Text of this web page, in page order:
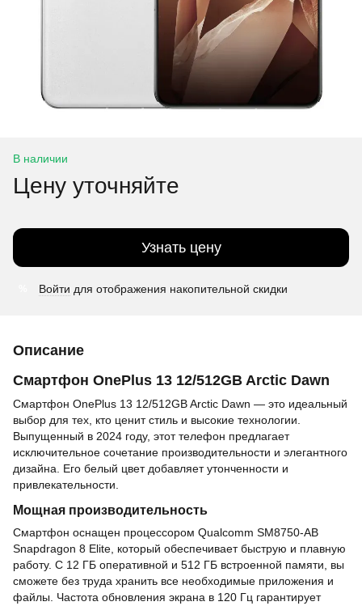
В наличии
Цену уточняйте
Узнать цену
Войти для отображения накопительной скидки
Описание
Смартфон OnePlus 13 12/512GB Arctic Dawn
Смартфон OnePlus 13 12/512GB Arctic Dawn — это идеальный
выбор для тех, кто ценит стиль и высокие технологии.
Выпущенный в 2024 году, этот телефон предлагает
исключительное сочетание производительности и элегантного
дизайна. Его белый цвет добавляет утонченности и
привлекательности.
Мощная производительность
Смартфон оснащен процессором Qualcomm SM8750-AB
Snapdragon 8 Elite, который обеспечивает быструю и плавную
работу. С 12 ГБ оперативной и 512 ГБ встроенной памяти, вы
сможете без труда хранить все необходимые приложения и
файлы. Частота обновления экрана в 120 Гц гарантирует